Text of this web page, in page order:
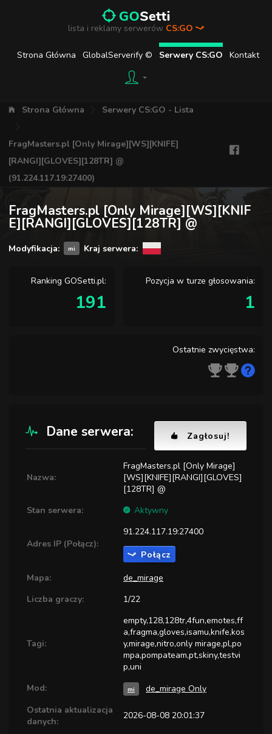
lista i reklamy serwerów CS:GO
Strona Główna GlobalServerify © Serwery CS:GO Kontakt
Strona Główna Serwery CS:GO - Lista
FragMasters.pl [Only Mirage][WS][KNIFE]
[RANGI][GLOVES][128TR] @
(91.224.117.19:27400)
FragMasters.pl [Only Mirage][WS][KNIF
E][RANGI][GLOVES][128TR] @
Modyfikacja: mi Kraj serwera:
Ranking GOSetti.pl:
191
Pozycja w turze głosowania:
1
Ostatnie zwycięstwa:
Dane serwera: Zagłosuj!
Nazwa:
FragMasters.pl [Only Mirage]
[WS][KNIFE][RANGI][GLOVES]
[128TR] @
Stan serwera:
Aktywny
Adres IP (Połącz):
91.224.117.19:27400
Połącz
Mapa:
de_mirage
Liczba graczy:
1/22
Tagi:
empty,128,128tr,4fun,emotes,ff
a,fragma,gloves,isamu,knife,kos
y,mirage,nitro,only mirage,pl,po
mpa,pompateam,pt,skiny,testvi
p,uni
Mod:
mi
de_mirage Only
Ostatnia aktualizacja
danych:
2026-08-08 20:01:37